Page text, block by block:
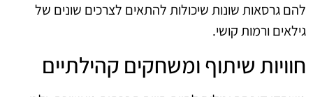
להם גרסאות שונות שיכולות להתאים לצרכים שונים של
גילאים ורמות קושי.
חוויות שיתוף ומשחקים קהילתיים